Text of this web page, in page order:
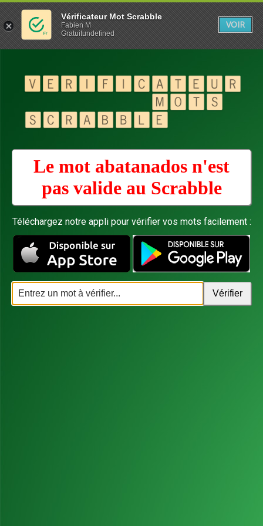
Le mot abatanados n'est
pas valide au Scrabble
Téléchargez notre appli pour vérifier vos mots facilement :
Vérificateur Mot Scrabble
Fabien M
Gratuitundefined
VOIR